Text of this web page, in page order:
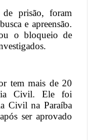
prisão, foram
e apreensão.
o bloqueio de
tem mais de 20
Civil. Ele foi
Civil na Paraíba
ser aprovado